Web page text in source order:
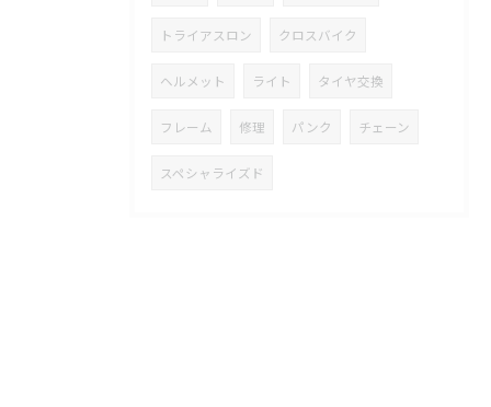
トライアスロン クロスバイク
ヘルメット ライト タイヤ交換
フレーム 修理 パンク チェーン
スペシャライズド